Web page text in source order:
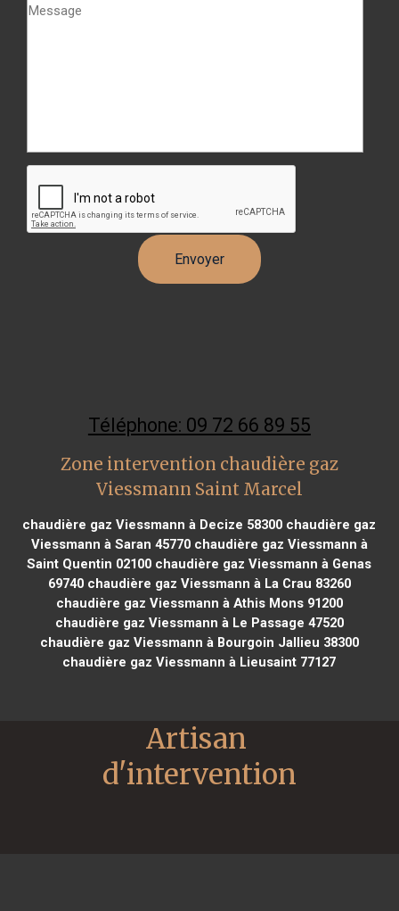
Téléphone: 09 72 66 89 55
Zone intervention chaudière gaz
Viessmann Saint Marcel
chaudière gaz Viessmann à Decize 58300 chaudière gaz
Viessmann à Saran 45770chaudière gaz Viessmann à
Saint Quentin 02100 chaudière gaz Viessmann à Genas
69740chaudière gaz Viessmann à La Crau 83260
chaudière gaz Viessmann à Athis Mons 91200
chaudière gaz Viessmann à Le Passage 47520
chaudière gaz Viessmann à Bourgoin Jallieu 38300
chaudière gaz Viessmann à Lieusaint 77127
Artisan
d'intervention